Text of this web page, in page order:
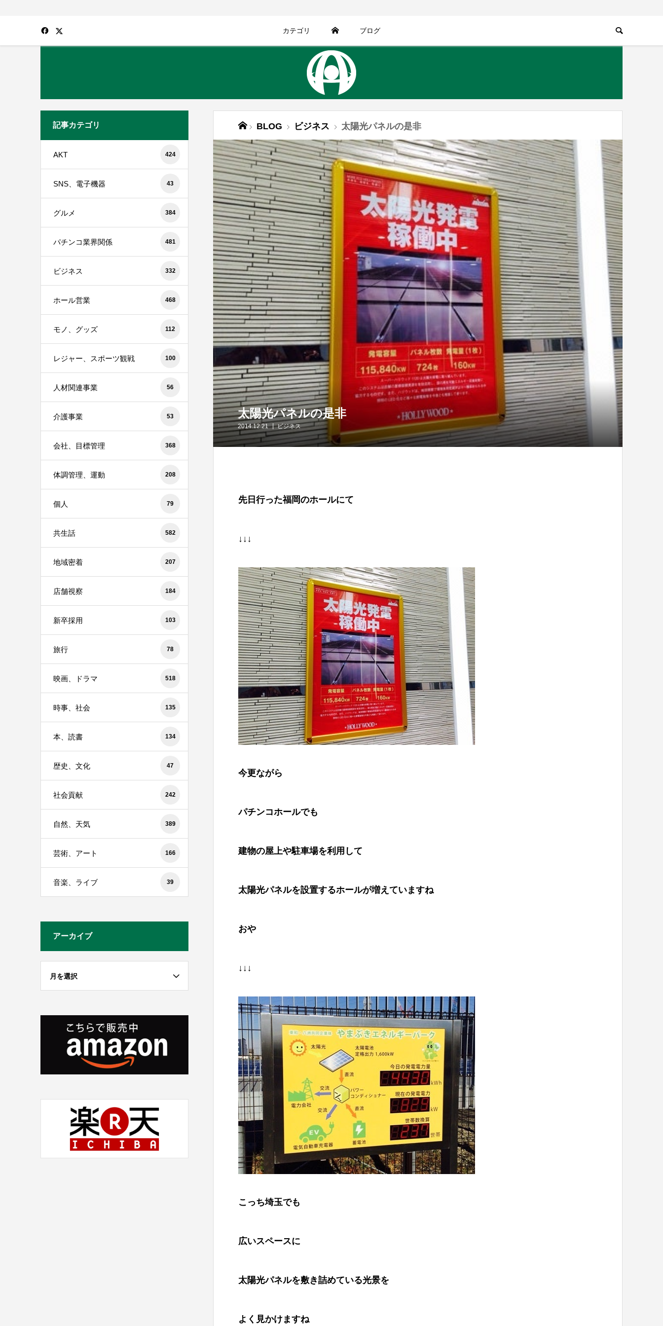
カテゴリ ブログ
BLOG ビジネス 太陽光パネルの是非
太陽光パネルの是非
2014.12.21 ビジネス
先日行った福岡のホールにて
↓↓↓
今更ながら
パチンコホールでも
建物の屋上や駐車場を利用して
太陽光パネルを設置するホールが増えていますね
おや
↓↓↓
こっち埼玉でも
広いスペースに
太陽光パネルを敷き詰めている光景を
よく見かけますね
記事カテゴリ
AKT 424
SNS、電子機器 43
グルメ 384
パチンコ業界関係 481
ビジネス 332
ホール営業 468
モノ、グッズ 112
レジャー、スポーツ観戦 100
人材関連事業 56
介護事業 53
会社、目標管理 368
体調管理、運動 208
個人 79
共生話 582
地域密着 207
店舗視察 184
新卒採用 103
旅行 78
映画、ドラマ 518
時事、社会 135
本、読書 134
歴史、文化 47
社会貢献 242
自然、天気 389
芸術、アート 166
音楽、ライブ 39
アーカイブ
月を選択